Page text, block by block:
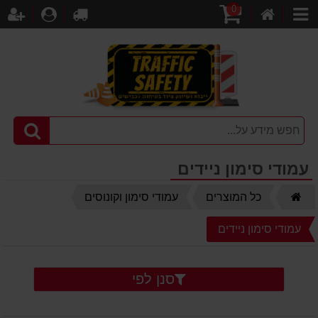
קטגוריות
קניות
0
לקופה
עמודי סימון ניידים
כל המוצרים עמודי סימון וקונוסים
עמודי סימון ניידים
סנן לפי